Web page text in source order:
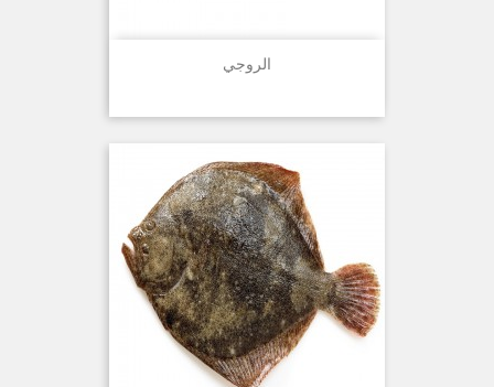
الروجي